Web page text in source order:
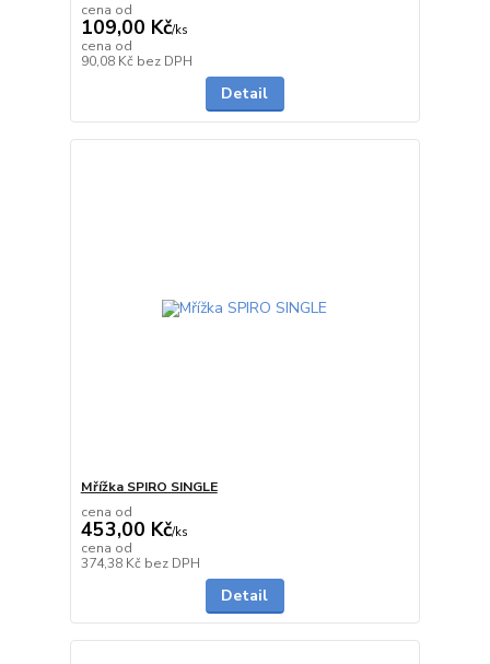
cena od
109,00 Kč/ks
cena od
90,08 Kč bez DPH
Detail
Mřížka SPIRO SINGLE
cena od
453,00 Kč/ks
cena od
374,38 Kč bez DPH
Detail